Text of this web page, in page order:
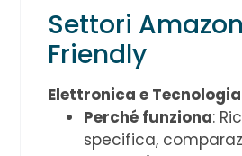
Settori
Friendly
Elettronica e Tecnologia
Perché funziona:
specifica,